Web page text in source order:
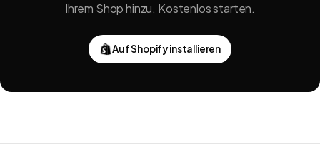
Ihrem Shop hinzu. Kostenlos starten.
Auf Shopify installieren